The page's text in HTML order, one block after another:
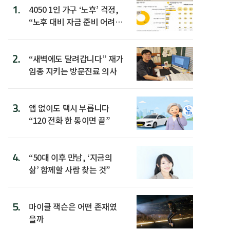
1.
4050 1인 가구 ‘노후’ 걱정,
“노후 대비 자금 준비 어려
2.
“새벽에도 달려갑니다” 재가
임종 지키는 방문진료 의사
3.
앱 없이도 택시 부릅니다
“120 전화 한 통이면 끝”
4.
“50대 이후 만남, ‘지금의
삶’ 함께할 사람 찾는 것”
5.
마이클 잭슨은 어떤 존재였
을까